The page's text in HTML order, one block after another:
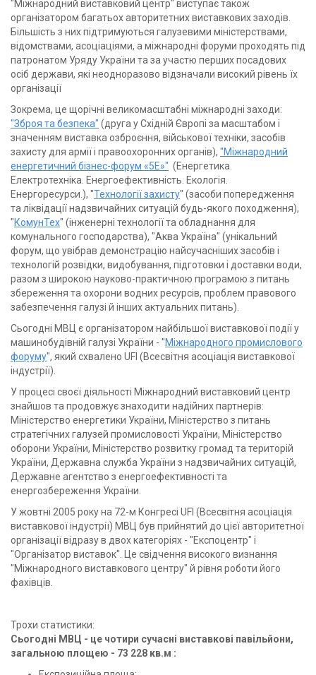
"Міжнародний виставковий центр" виступає також
організатором багатьох авторитетних виставкових заходів.
Більшість з них підтримуються галузевими міністерствами,
відомствами, асоціаціями, а міжнародні форуми проходять під
патронатом Уряду України та за участю перших посадових
осіб держави, які неодноразово відзначали високий рівень їх
організації
Зокрема, це щорічні великомасштабні міжнародні заходи:
"Зброя та безпека" (друга у Східній Європі за масштабом і
значенням виставка озброєння, військової техніки, засобів
захисту для армії і правоохоронних органів), "Міжнародний
енергетичний бізнес-форум «5Е»" (Енергетика.
Електротехніка. Енергоефективність. Екологія.
Енергоресурси.), "Технології захисту" (засоби попередження
та ліквідації надзвичайних ситуацій будь-якого походження),
"КомунТех" (інженерні технології та обладнання для
комунального господарства), "Аква Україна" (унікальний
форум, що увібрав демонстрацію найсучасніших засобів і
технологій розвідки, видобування, підготовки і доставки води,
разом з широкою науково-практичною програмою з питань
збереження та охорони водних ресурсів, проблем правового
забезпечення галузі й інших актуальних питань).
Сьогодні МВЦ є організатором найбільшої виставкової події у
машинобудівній галузі України - "Міжнародного промислового
форуму", який схвалено UFI (Всесвітня асоціація виставкової
індустрії).
У процесі своєї діяльності Міжнародний виставковий центр
знайшов та продовжує знаходити надійних партнерів:
Міністерство енергетики України, Міністерство з питань
стратегічних галузей промисловості України, Міністерство
оборони України, Міністерство розвитку громад та територій
України, Державна служба України з надзвичайних ситуацій,
Державне агентство з енергоефективності та
енергозбереження України.
У жовтні 2005 року на 72-м Конгресі UFІ (Всесвітня асоціація
виставкової індустрії) МВЦ був прийнятий до цієї авторитетної
організації відразу в двох категоріях - "Експоцентр" і
"Організатор виставок". Це свідчення високого визнання
"Міжнародного виставкового центру" й рівня роботи його
фахівців.
Трохи статистики:
Сьогодні МВЦ - це чотири сучасні виставкові павільйони,
загальною площею - 73 228 кв.м :